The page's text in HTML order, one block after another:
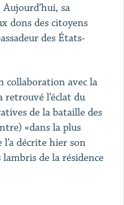
sa
dons des citoyens
des États-
collaboration avec la
l’éclat du
de la bataille des
«dans la plus
l’a décrite hier son
de la résidence